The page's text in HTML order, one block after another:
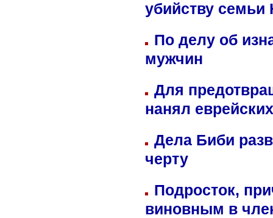
убийству семьи
По делу об
мужчин
Для
нанял
Дела Биби
черту
Подросток,